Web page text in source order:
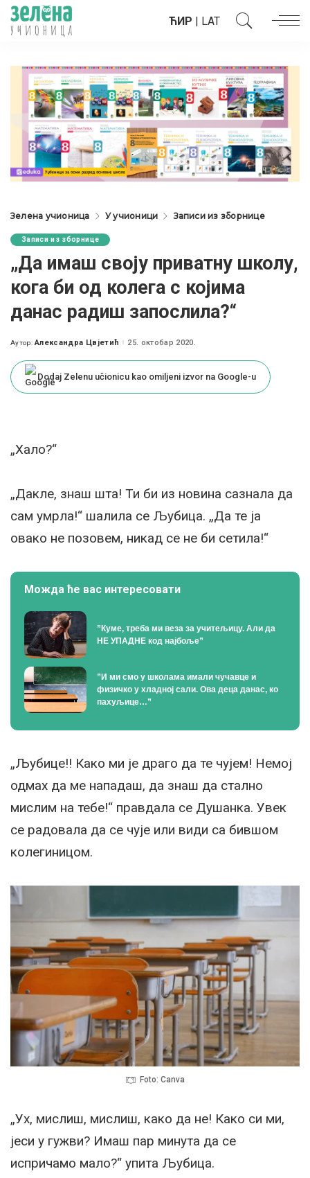
ЋИР | LAT
Зелена учионица У учионици Записи из зборнице
Записи из зборнице
„Да имаш своју приватну школу,
кога би од колега с којима
данас радиш запослила?“
Posted
Аутор: Александра Цвјетић 25. октобар 2020.
Dodaj Zelenu učionicu kao omiljeni izvor na Google-u
„Хало?“
„Дакле, знаш шта! Ти би из новина сазнала да
сам умрла!“ шалила се Љубица. „Да те ја
овако не позовем, никад се не би сетила!“
Можда ће вас интересовати
”Куме, треба ми веза за учитељицу. Али да
НЕ УПАДНЕ код најбоље”
”И ми смо у школама имали чучавце и
физичко у хладној сали. Ова деца данас, ко
пахуљице…”
„Љубице!! Како ми је драго да те чујем! Немој
одмах да ме нападаш, да знаш да стално
мислим на тебе!“ правдала се Душанка. Увек
се радовала да се чује или види са бившом
колегиницом.
Foto: Canva
„Ух, мислиш, мислиш, како да не! Како си ми,
јеси у гужви? Имаш пар минута да се
испричамо мало?“ упита Љубица.